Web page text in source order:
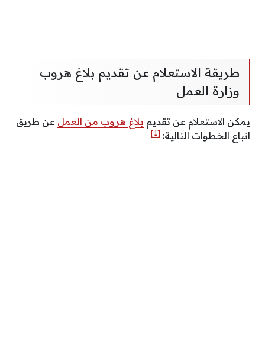
طريقة الاستعلام عن تقديم بلاغ هروب
وزارة العمل
يمكن الاستعلام عن تقديم بلاغ هروب من العمل عن طريق
اتباع الخطوات التالية: [1]